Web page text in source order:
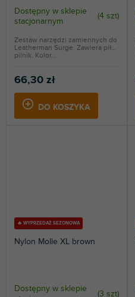
Dostępny w sklepie
stacjonarnym
(4 szt)
66,30 zł
DO KOSZYKA
Zestaw narzędzi zamiennych do
Leatherman Surge. Zawiera piłę i
pilnik. Kolor...
🔥 WYPRZEDAŻ SEZONOWA
Nylon Molle XL brown
Dostępny w sklepie
(3 szt)